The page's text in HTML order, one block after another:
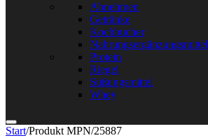
Abnehmen
Getränke
Kochbücher
Nahrungsergänzungsmittel
Protein
Riegel
Süßungsmittel
Whey
Start/Produkt MPN/25887